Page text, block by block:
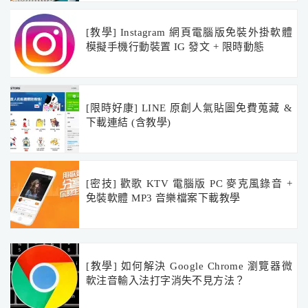
[教學] Instagram 網頁電腦版免裝外掛軟體
模擬手機行動裝置 IG 發文 + 限時動態
[限時好康] LINE 原創人氣貼圖免費蒐藏 &
下載連結 (含教學)
[密技] 歡歌 KTV 電腦版 PC 麥克風錄音 +
免裝軟體 MP3 音樂檔案下載教學
[教學] 如何解決 Google Chrome 瀏覽器微
軟注音輸入法打字消失不見方法？